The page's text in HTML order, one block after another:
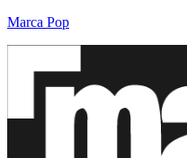
Marca Pop